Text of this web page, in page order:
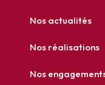
Nos actualités
Nos réalisations
Nos